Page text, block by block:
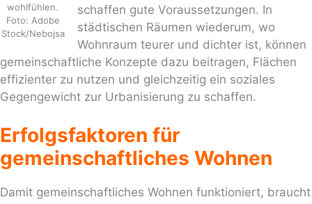
wohlfühlen.
Foto: Adobe
Stock/Nebojsa
schaffen gute Voraussetzungen. In
städtischen Räumen wiederum, wo
Wohnraum teurer und dichter ist, können
gemeinschaftliche Konzepte dazu beitragen, Flächen
effizienter zu nutzen und gleichzeitig ein soziales
Gegengewicht zur Urbanisierung zu schaffen.
Erfolgsfaktoren für
gemeinschaftliches Wohnen
Damit gemeinschaftliches Wohnen funktioniert, braucht